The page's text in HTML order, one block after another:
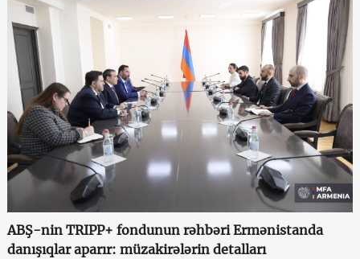
ABŞ-nin TRIPP+ fondunun rəhbəri Ermənistanda
danışıqlar aparır: müzakirələrin detalları